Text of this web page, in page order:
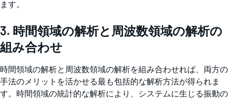
ます。
3. 時間領域の解析と周波数領域の解析の
組み合わせ
時間領域の解析と周波数領域の解析を組み合わせれば、両方の
手法のメリットを活かせる最も包括的な解析方法が得られま
す。時間領域の統計的な解析により、システムに生じる振動の